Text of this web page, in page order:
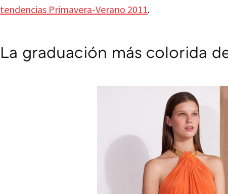
tendencias Primavera-Verano 2011.
La graduación más colorida